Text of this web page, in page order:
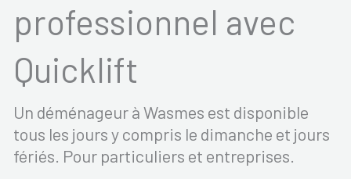
professionnel avec
Quicklift
Un déménageur à Wasmes est disponible
tous les jours y compris le dimanche et jours
fériés. Pour particuliers et entreprises.